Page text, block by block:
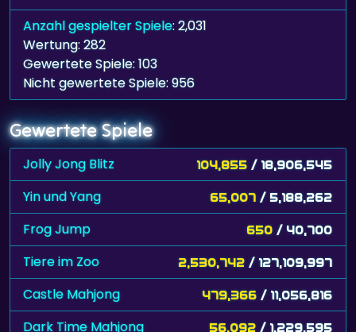
Anzahl gespielter Spiele: 2,031
Wertung: 282
Gewertete Spiele: 103
Nicht gewertete Spiele: 956
Gewertete Spiele
Jolly Jong Blitz 104,855 / 18,906,545
Yin und Yang 65,007 / 5,188,262
Frog Jump 650 / 40,700
Tiere im Zoo 2,530,742 / 127,109,997
Castle Mahjong 479,366 / 11,056,816
Dark Time Mahjong 56,092 / 1,229,595